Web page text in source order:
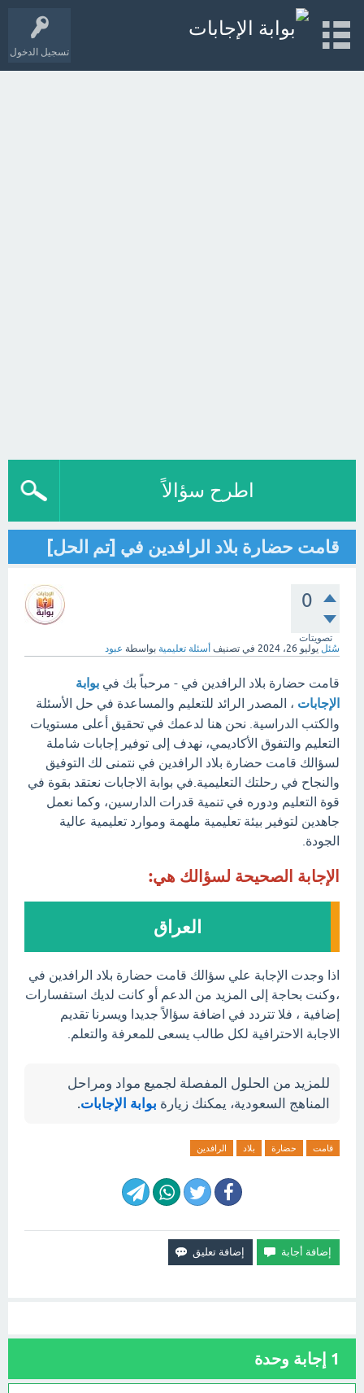
تسجيل الدخول
اطرح سؤالاً
قامت حضارة بلاد الرافدين في [تم الحل]
0
تصويتات
سُئل يوليو 26، 2024 في تصنيف أسئلة تعليمية بواسطة عبود
قامت حضارة بلاد الرافدين في - مرحباً بك في بوابة
الإجابات ، المصدر الرائد للتعليم والمساعدة في حل الأسئلة
والكتب الدراسية. نحن هنا لدعمك في تحقيق أعلى مستويات
التعليم والتفوق الأكاديمي، نهدف إلى توفير إجابات شاملة
لسؤالك قامت حضارة بلاد الرافدين في نتمنى لك التوفيق
والنجاح في رحلتك التعليمية.في بوابة الاجابات نعتقد بقوة في
قوة التعليم ودوره في تنمية قدرات الدارسين، وكما نعمل
جاهدين لتوفير بيئة تعليمية ملهمة وموارد تعليمية عالية
الجودة.
الإجابة الصحيحة لسؤالك هي:
العراق
اذا وجدت الإجابة علي سؤالك قامت حضارة بلاد الرافدين في
،وكنت بحاجة إلى المزيد من الدعم أو كانت لديك استفسارات
إضافية ، فلا تتردد في اضافة سؤالاً جديدا ويسرنا تقديم
الاجابة الاحترافية لكل طالب يسعى للمعرفة والتعلم.
للمزيد من الحلول المفصلة لجميع مواد ومراحل
المناهج السعودية، يمكنك زيارة بوابة الإجابات.
قامت حضارة بلاد الرافدين
1 إجابة وحدة